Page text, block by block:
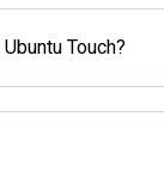
Touch?